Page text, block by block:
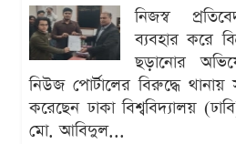
নিজস্ব
ব্যবহার করে
ছড়ানোর
নিউজ পোর্টালের বিরুদ্ধে থানায়
করেছেন ঢাকা বিশ্ববিদ্যালয়
মো. আবিদুল...